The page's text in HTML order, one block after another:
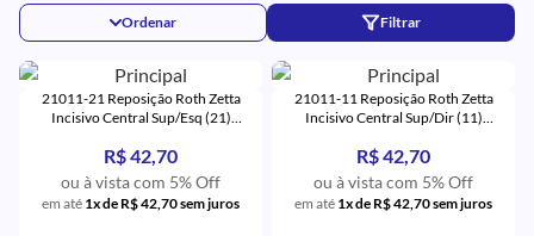
Filtrar
Ordenar
21011-21 Reposição Roth Zetta
Incisivo Central Sup/Esq (21)
R$ 42,70
ou à vista com 5% Off
em até 1x de R$ 42,70 sem juros
21011-11 Reposição Roth Zetta
Incisivo Central Sup/Dir (11)
R$ 42,70
ou à vista com 5% Off
em até 1x de R$ 42,70 sem juros